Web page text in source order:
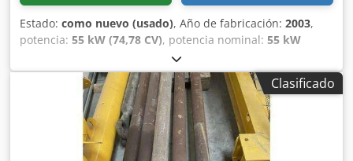
Estado: como nuevo (usado), Año de fabricación: 2003,
potencia: 55 kW (74,78 CV), potencia nominal: 55 kW
, excelente estado Cedpfx Asy Rqmisqqjrf
Clasificado